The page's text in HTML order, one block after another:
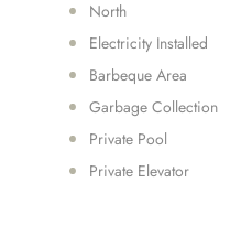
North
Electricity Installed
Barbeque Area
Garbage Collection
Private Pool
Private Elevator